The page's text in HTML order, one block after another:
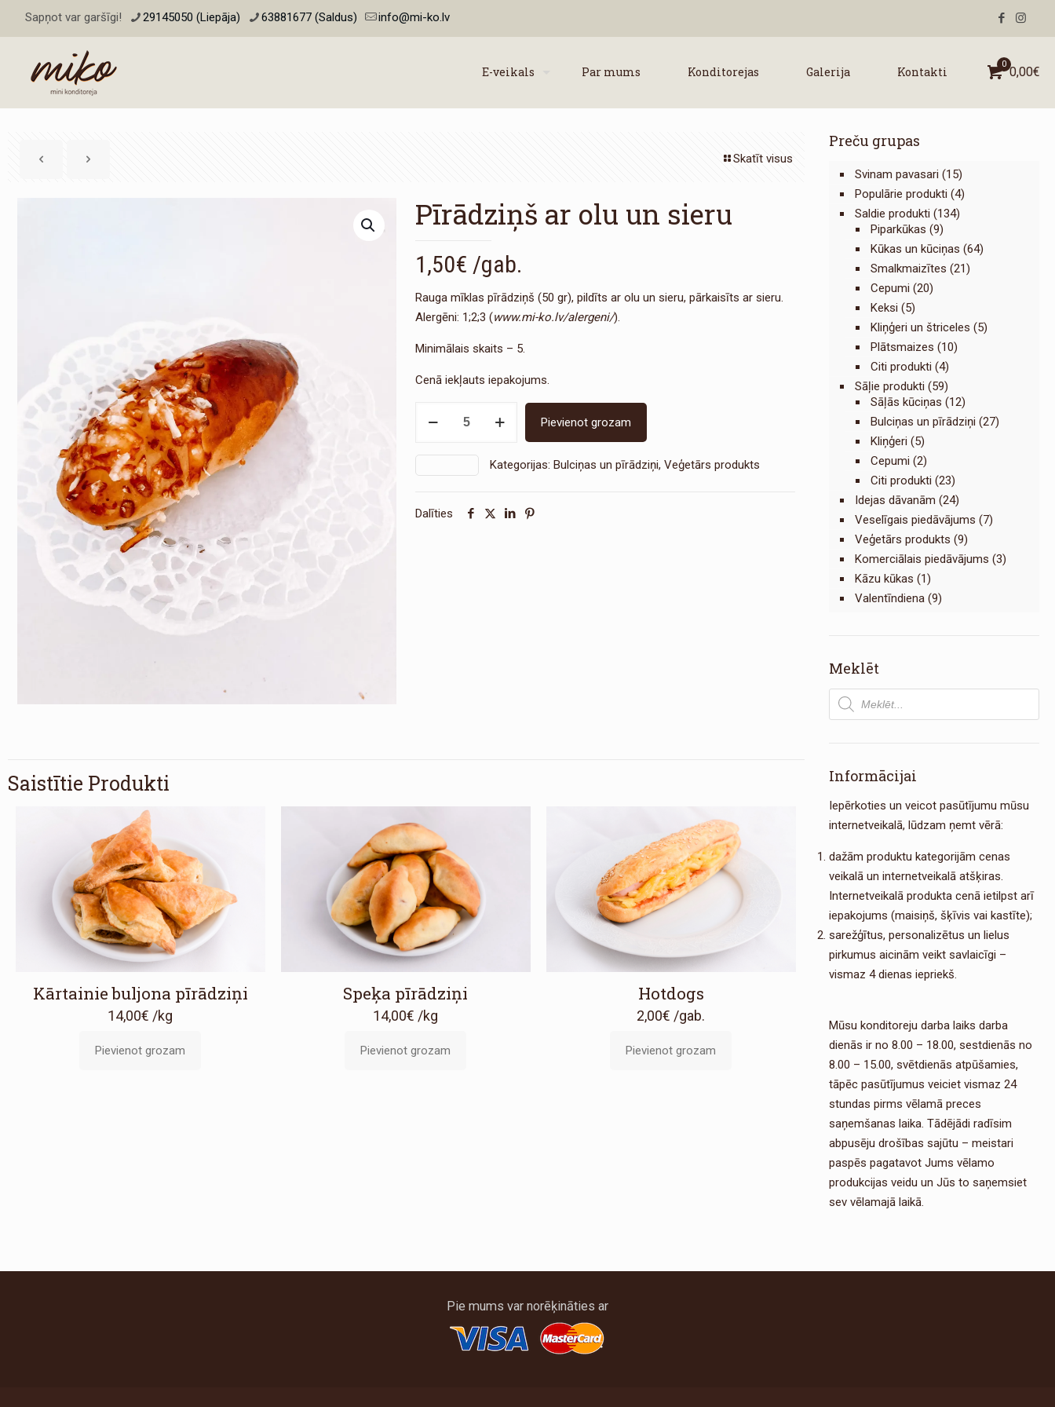
Sapņot var garšīgi! 29145050 (Liepāja) 63881677 (Saldus) info@mi-ko.lv
E-veikals Par mums Konditorejas Galerija Kontakti
0
0,00€
Skatīt visus
Pīrādziņš ar olu un sieru
1,50€ /gab.
Rauga mīklas pīrādziņš (50 gr), pildīts ar olu un sieru, pārkaisīts ar sieru.
Alergēni: 1;2;3 (www.mi-ko.lv/alergeni/).
Minimālais skaits – 5.
Cenā iekļauts iepakojums.
daudzums
Pievienot grozam
Kategorijas:Bulciņas un pīrādziņi,Veģetārs produkts
Dalīties
Saistītie Produkti
Kārtainie buljona pīrādziņi
14,00€ /kg
Pievienot grozam
Speķa pīrādziņi
14,00€ /kg
Pievienot grozam
Hotdogs
2,00€ /gab.
Pievienot grozam
Preču grupas
Svinam pavasari (15)
Populārie produkti (4)
Saldie produkti (134)
Piparkūkas (9)
Kūkas un kūciņas (64)
Smalkmaizītes (21)
Cepumi (20)
Keksi (5)
Kliņģeri un štriceles (5)
Plātsmaizes (10)
Citi produkti (4)
Sāļie produkti (59)
Sāļās kūciņas (12)
Bulciņas un pīrādziņi (27)
Kliņģeri (5)
Cepumi (2)
Citi produkti (23)
Idejas dāvanām (24)
Veselīgais piedāvājums (7)
Veģetārs produkts (9)
Komerciālais piedāvājums (3)
Kāzu kūkas (1)
Valentīndiena (9)
Meklēt
Products
search
Informācijai
Iepērkoties un veicot pasūtījumu mūsu
internetveikalā, lūdzam ņemt vērā:
dažām produktu kategorijām cenas
veikalā un internetveikalā atšķiras.
Internetveikalā produkta cenā ietilpst arī
iepakojums (maisiņš, šķīvis vai kastīte);
sarežģītus, personalizētus un lielus
pirkumus aicinām veikt savlaicīgi –
vismaz 4 dienas iepriekš.
Mūsu konditoreju darba laiks darba
dienās ir no 8.00 – 18.00, sestdienās no
8.00 – 15.00, svētdienās atpūšamies,
tāpēc pasūtījumus veiciet vismaz 24
stundas pirms vēlamā preces
saņemšanas laika. Tādējādi radīsim
abpusēju drošības sajūtu – meistari
paspēs pagatavot Jums vēlamo
produkcijas veidu un Jūs to saņemsiet
sev vēlamajā laikā.
Pie mums var norēķināties ar